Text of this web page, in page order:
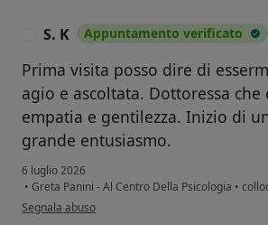
S. K Appuntamento verificato
Prima visita posso dire di
agio e ascoltata. Dottoressa
empatia e gentilezza. Inizio di
grande entusiasmo.
6 luglio 2026
• Greta Panini - Al Centro Della Psicologia •
secondo l'opinione dell'utente S. K
Segnala abuso